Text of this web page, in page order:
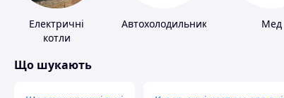
Електричні
котли
Автохолодильники Мед
Що шукають